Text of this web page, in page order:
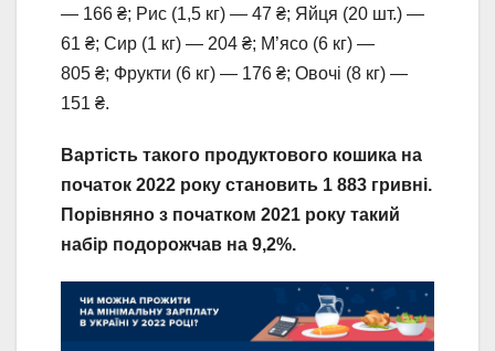
— 166 ₴; Рис (1,5 кг) — 47 ₴; Яйця (20 шт.) —
61 ₴; Сир (1 кг) — 204 ₴; М’ясо (6 кг) —
805 ₴; Фрукти (6 кг) — 176 ₴; Овочі (8 кг) —
151 ₴.
Вартість такого продуктового кошика на
початок 2022 року становить 1 883 гривні.
Порівняно з початком 2021 року такий
набір подорожчав на 9,2%.